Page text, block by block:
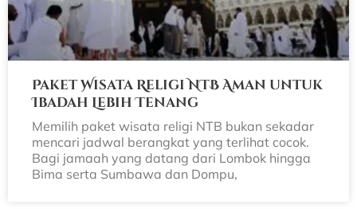
Paket Wisata Religi NTB Aman untuk
Ibadah Lebih Tenang
Memilih paket wisata religi NTB bukan sekadar
mencari jadwal berangkat yang terlihat cocok.
Bagi jamaah yang datang dari Lombok hingga
Bima serta Sumbawa dan Dompu,